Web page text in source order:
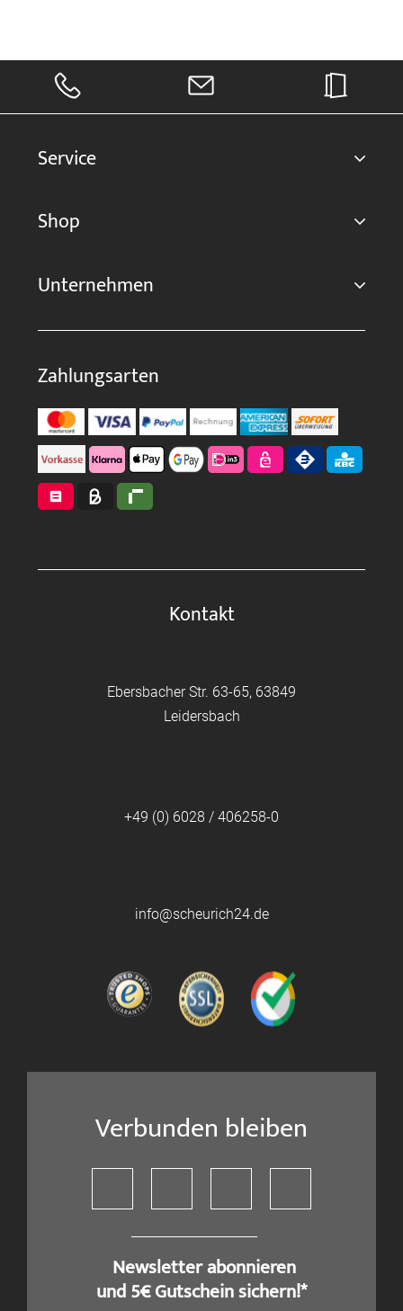
Service
Shop
Unternehmen
Zahlungsarten
Kontakt
Ebersbacher Str. 63-65, 63849
Leidersbach
+49 (0) 6028 / 406258-0
info@scheurich24.de
Verbunden bleiben
​ Newsletter abonnieren
und 5€ Gutschein sichern!*